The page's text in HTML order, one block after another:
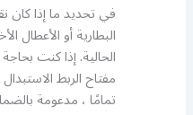
في تحديد ما إذا
البطارية أو الأعطال
الحالية. إذا كنت
مفتاح الربط
تمامًا ، مدعومة